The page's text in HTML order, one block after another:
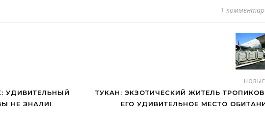
1
УДИВИТЕЛЬНЫЙ
НЕ ЗНАЛИ!
ТУКАН: ЭКЗОТИЧЕСКИЙ ЖИТЕЛЬ ТРОПИКОВ
ЕГО УДИВИТЕЛЬНОЕ МЕСТО